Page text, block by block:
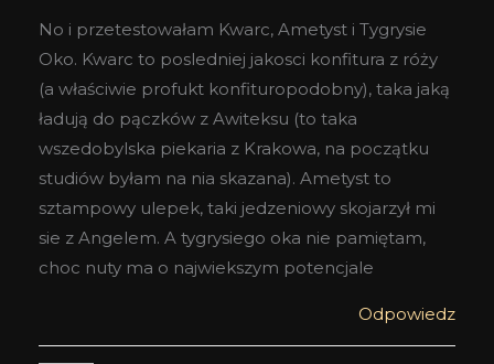
No i przetestowałam Kwarc, Ametyst i Tygrysie
Oko. Kwarc to posledniej jakosci konfitura z róży
(a właściwie profukt konfituropodobny), taka jaką
ładują do pączków z Awiteksu (to taka
wszedobylska piekaria z Krakowa, na początku
studiów byłam na nia skazana). Ametyst to
sztampowy ulepek, taki jedzeniowy skojarzył mi
sie z Angelem. A tygrysiego oka nie pamiętam,
choc nuty ma o najwiekszym potencjale
Odpowiedz